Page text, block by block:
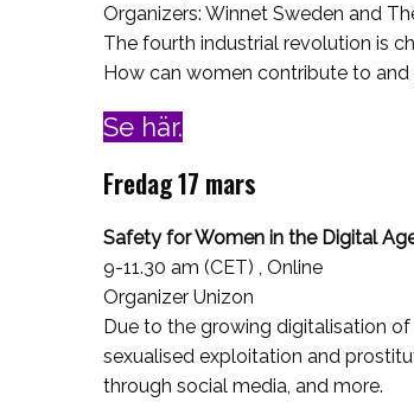
Organizers: Winnet Sweden and
The fourth industrial revolution is
How can women contribute to
Se här.
Fredag 17 mars
Safety for Women in the Digital
9-11.30 am (CET) , Online
Organizer Unizon
Due to the growing digitalisation
sexualised exploitation and
through social media, and more.